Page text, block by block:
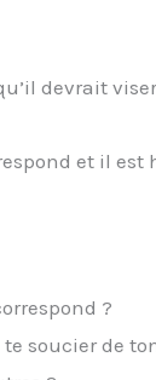
devrait
et il est
?
soucier de